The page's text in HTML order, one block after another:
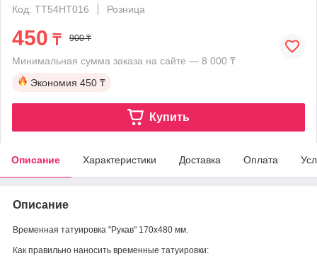
Код: TT54HT016
Розница
450 ₸ 900 ₸
Минимальная сумма заказа на сайте — 8 000 ₸
Экономия 450 ₸
Купить
Описание Характеристики Доставка Оплата
Описание
Временная татуировка "Рукав" 170х480 мм.
Как правильно наносить временные татуировки: